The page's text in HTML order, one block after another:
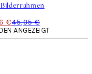
Bilderrahmen
€45,95 €
ANGEZEIGT